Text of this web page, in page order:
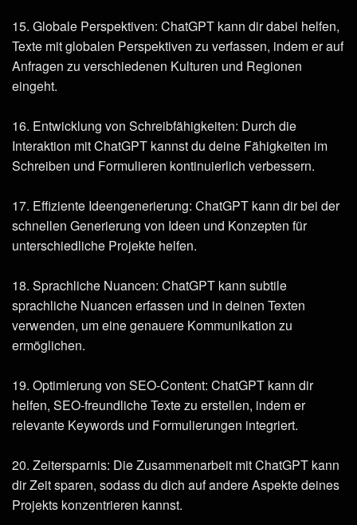
15. Globale Perspektiven: ChatGPT kann dir dabei helfen,
Texte mit globalen Perspektiven zu verfassen, indem er auf
Anfragen zu verschiedenen Kulturen und Regionen
eingeht.
16. Entwicklung von Schreibfähigkeiten: Durch die
Interaktion mit ChatGPT kannst du deine Fähigkeiten im
Schreiben und Formulieren kontinuierlich verbessern.
17. Effiziente Ideengenerierung: ChatGPT kann dir bei der
schnellen Generierung von Ideen und Konzepten für
unterschiedliche Projekte helfen.
18. Sprachliche Nuancen: ChatGPT kann subtile
sprachliche Nuancen erfassen und in deinen Texten
verwenden, um eine genauere Kommunikation zu
ermöglichen.
19. Optimierung von SEO-Content: ChatGPT kann dir
helfen, SEO-freundliche Texte zu erstellen, indem er
relevante Keywords und Formulierungen integriert.
20. Zeitersparnis: Die Zusammenarbeit mit ChatGPT kann
dir Zeit sparen, sodass du dich auf andere Aspekte deines
Projekts konzentrieren kannst.